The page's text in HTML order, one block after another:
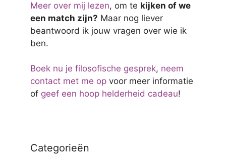
Meer over mij lezen, om te kijken of we
een match zijn? Maar nog liever
beantwoord ik jouw vragen over wie ik
ben.
Boek nu je filosofische gesprek, neem
contact met me op voor meer informatie
of geef een hoop helderheid cadeau!
Categorieën